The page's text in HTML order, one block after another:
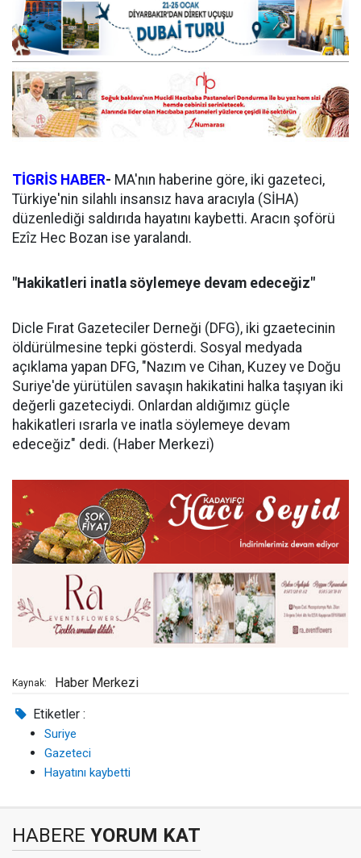
TİGRİS HABER- MA'nın haberine göre, iki gazeteci,
Türkiye'nin silahlı insansız hava aracıyla (SİHA)
düzenlediği saldırıda hayatını kaybetti. Aracın şoförü
Ezîz Hec Bozan ise yaralandı.
"Hakikatleri inatla söylemeye devam edeceğiz"
Dicle Fırat Gazeteciler Derneği (DFG), iki gzaetecinin
öldürülmesine tepki gösterdi. Sosyal medyada
açıklama yapan DFG, "Nazım ve Cihan, Kuzey ve Doğu
Suriye'de yürütülen savaşın hakikatini halka taşıyan iki
değerli gazeteciydi. Onlardan aldığımız güçle
hakikatleri ısrarla ve inatla söylemeye devam
edeceğiz" dedi. (Haber Merkezi)
Kaynak: Haber Merkezi
Etiketler :
Suriye
Gazeteci
Hayatını kaybetti
HABERE YORUM KAT